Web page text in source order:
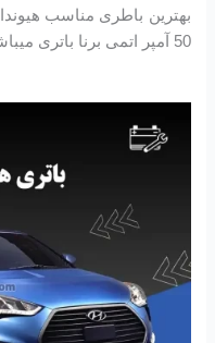
بهترین باطری مناسب
50 آمپر اتمی برنا باتری میباشد.